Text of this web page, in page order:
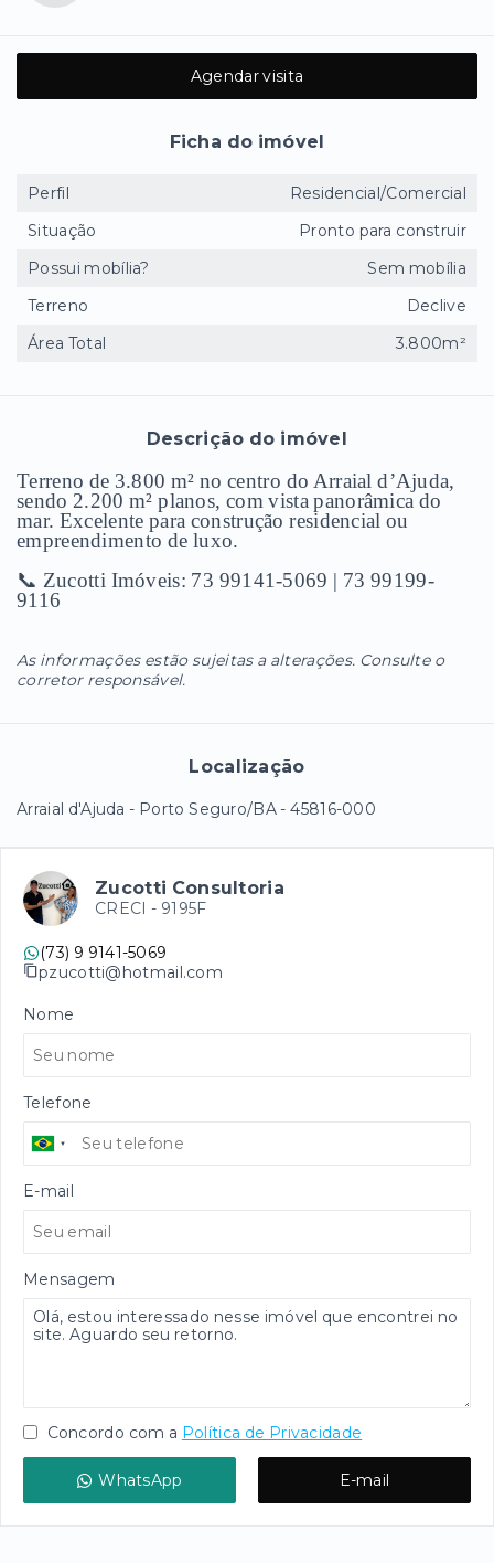
Descrição do imóvel
Terreno de 3.800 m² no centro do Arraial d’Ajuda,
sendo 2.200 m² planos, com vista panorâmica do
mar. Excelente para construção residencial ou
empreendimento de luxo.
📞 Zucotti Imóveis: 73 99141-5069 | 73 99199-
9116
As informações estão sujeitas a alterações. Consulte o
corretor responsável.
Localização
Arraial d'Ajuda - Porto Seguro/BA- 45816-000
Agendar visita
Ficha do imóvel
Perfil
Residencial/Comercial
Situação
Pronto para construir
Possui mobília?
Sem mobília
Terreno
Declive
Área Total
3.800m²
Zucotti Consultoria
CRECI - 9195F
(73) 9 9141-5069
pzucotti@hotmail.com
Nome
Telefone
E-mail
Mensagem
Concordo com a Política de Privacidade
WhatsApp E-mail